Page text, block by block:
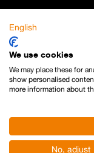
English
We use cookies
We may place these for
show personalised
more information about
No, adjust